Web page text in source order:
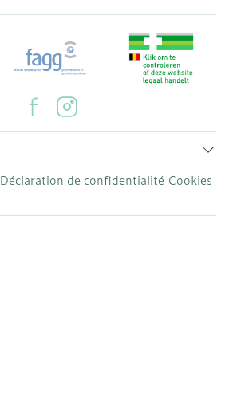
Déclaration de confidentialité Cookies